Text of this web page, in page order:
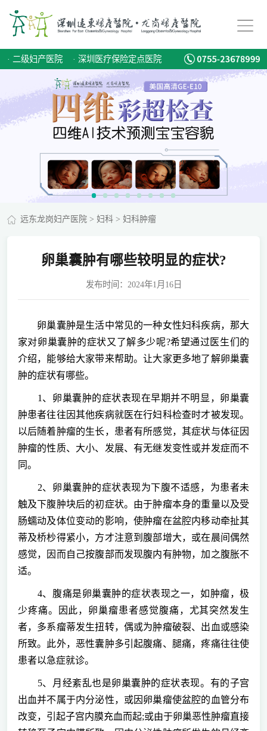
· 二级妇产医院 · 深圳医疗保险定点医院
远东龙岗妇产医院> 妇科> 妇科肿瘤
卵巢囊肿有哪些较明显的症状?
发布时间：2024年1月16日
卵巢囊肿是生活中常见的一种女性妇科疾病，那大
家对卵巢囊肿的症状又了解多少呢?希望通过医生们的
介绍，能够给大家带来帮助。让大家更多地了解卵巢囊
肿的症状有哪些。
1、卵巢囊肿的症状表现在早期并不明显，卵巢囊
肿患者往往因其他疾病就医在行妇科检查时才被发现。
以后随着肿瘤的生长，患者有所感觉，其症状与体征因
肿瘤的性质、大小、发展、有无继发变性或并发症而不
同。
2、卵巢囊肿的症状表现为下腹不适感，为患者未
触及下腹肿块后的初症状。由于肿瘤本身的重量以及受
肠蠕动及体位变动的影响，使肿瘤在盆腔内移动牵扯其
蒂及桥杪得紧小，方才注意到腹部增大，或在晨间偶然
感觉，因而自己按腹部而发现腹内有肿物，加之腹胀不
适。
4、腹痛是卵巢囊肿的症状表现之一，如肿瘤，极
少疼痛。因此，卵巢瘤患者感觉腹痛，尤其突然发生
者，多系瘤蒂发生扭转，偶或为肿瘤破裂、出血或感染
所致。此外，恶性囊肿多引起腹痛、腿痛，疼痛往往使
患者以急症就诊。
5、月经紊乱也是卵巢囊肿的症状表现。有的子宫
出血并不属于内分泌性，或因卵巢瘤使盆腔的血管分布
改变，引起子宫内膜充血而起;或由于卵巢恶性肿瘤直接